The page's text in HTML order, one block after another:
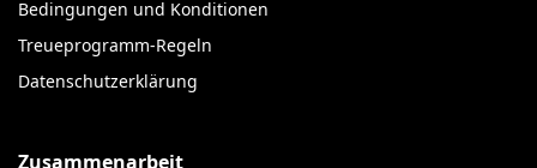
Bedingungen und Konditionen
Treueprogramm-Regeln
Datenschutzerklärung
Zusammenarbeit